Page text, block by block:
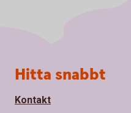
Sidfot
Hitta snabbt
Kontakt